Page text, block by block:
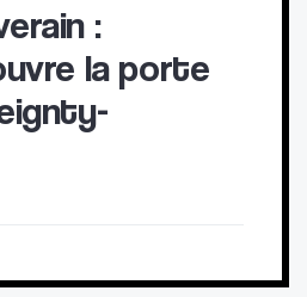
:
la porte